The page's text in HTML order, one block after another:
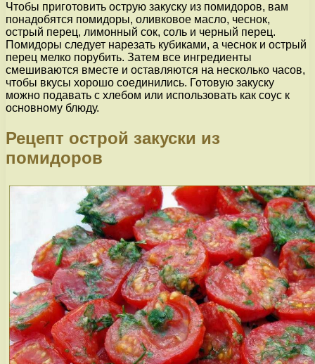
Чтобы приготовить острую закуску из помидоров, вам
понадобятся помидоры, оливковое масло, чеснок,
острый перец, лимонный сок, соль и черный перец.
Помидоры следует нарезать кубиками, а чеснок и острый
перец мелко порубить. Затем все ингредиенты
смешиваются вместе и оставляются на несколько часов,
чтобы вкусы хорошо соединились. Готовую закуску
можно подавать с хлебом или использовать как соус к
основному блюду.
Рецепт острой закуски из
помидоров